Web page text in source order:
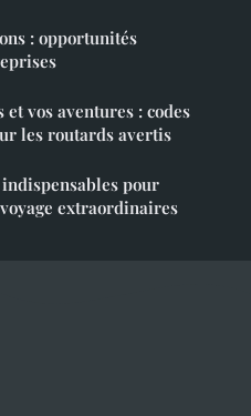
: opportunités
vos aventures : codes
les routards avertis
pour
extraordinaires